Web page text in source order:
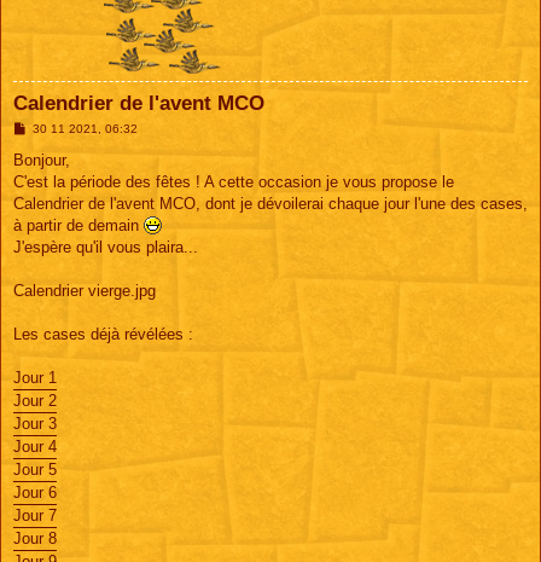
Calendrier de l'avent MCO
M
s
a
g
30 11 2021, 06:32
Bonjour,
C'est la période des fêtes ! A cette occasion je vous propose le
Calendrier de l'avent MCO, dont je dévoilerai chaque jour l'une des cases,
à partir de demain
J'espère qu'il vous plaira...
Calendrier vierge.jpg
Les cases déjà révélées :
Jour 1
Jour 2
Jour 3
Jour 4
Jour 5
Jour 6
Jour 7
Jour 8